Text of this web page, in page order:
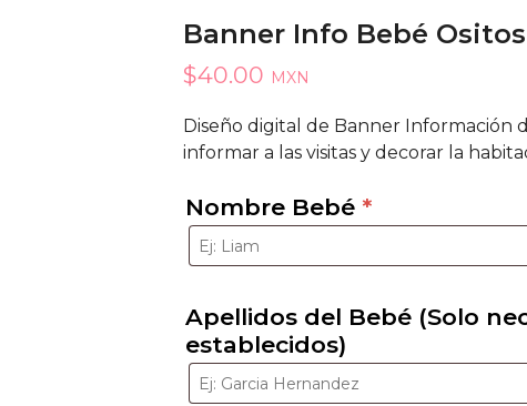
Banner Info Bebé Ositos
$40.00 MXN
Diseño digital de Banner Información
informar a las visitas y decorar la
Nombre Bebé *
Apellidos del Bebé (Solo
establecidos)